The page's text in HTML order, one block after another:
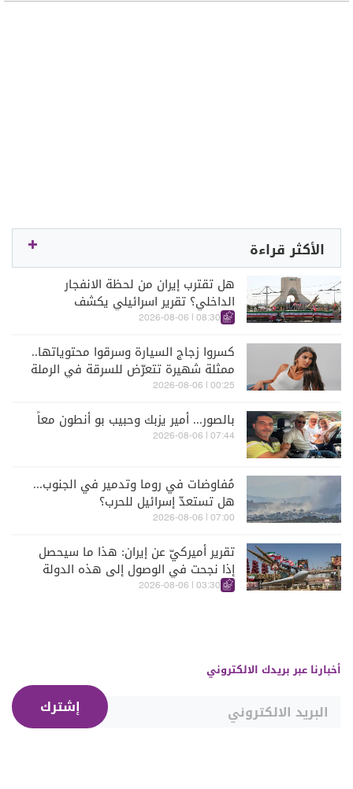
الأكثر قراءة
هل تقترب إيران من لحظة الانفجار
الداخلي؟ تقرير اسرائيلي يكشف
الكواليس
08:30 | 2026-08-06
كسروا زجاج السيارة وسرقوا محتوياتها..
ممثلة شهيرة تتعرّض للسرقة في الرملة
البيضاء (فيديو)
00:25 | 2026-08-06
بالصور... أمير يزبك وحبيب بو أنطون معاً
07:44 | 2026-08-06
مُفاوضات في روما وتدمير في الجنوب...
هل تستعدّ إسرائيل للحرب؟
07:00 | 2026-08-06
تقرير أميركيّ عن إيران: هذا ما سيحصل
إذا نجحت في الوصول إلى هذه الدولة
الآسيويّة
03:30 | 2026-08-06
أخبارنا عبر بريدك الالكتروني
إشترك